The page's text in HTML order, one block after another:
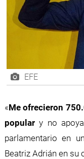
EFE
«Me ofrecieron
populary no
parlamentario en
Beatriz Adrián en su